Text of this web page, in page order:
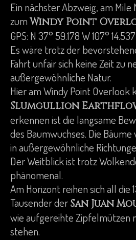
Ein nächster Abzweig, am
zumWindy Point
GPS: N 37° 59.178 W 107° 14.537
Es wäre trotz der
Fahrt unfair sich keine Zeit zu
außergewöhnliche Natur.
Hier am Windy Point Overlook
Slumgullion
erkennen ist die langsame
des Baumwuchses. Die
in außergewöhnliche
Der Weitblick ist trotz
phänomenal.
Am Horizont reihen sich all die
Tausender der San Juan
wie aufgereihte Zipfelmützen
stehen.